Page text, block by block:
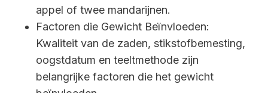
appel of twee mandarijnen.
Factoren die Gewicht Beïnvloeden:
Kwaliteit van de zaden, stikstofbemesting,
oogstdatum en teeltmethode zijn
belangrijke factoren die het gewicht